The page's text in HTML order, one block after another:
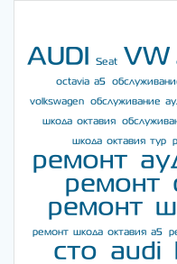
AUDI Seat VW
octavia a5
volkswagen
обслуживание
шкода октавия
шкода октавия тур
ремонт
ремонт
ремонт
ремонт шкода октавия а5
сто audi